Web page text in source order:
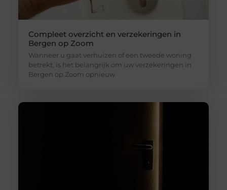
Compleet overzicht en verzekeringen in
Bergen op Zoom
Wanneer u gaat verhuizen of een tweede woning
betrekt, is het belangrijk om uw verzekeringen in
Bergen op Zoom opnieuw